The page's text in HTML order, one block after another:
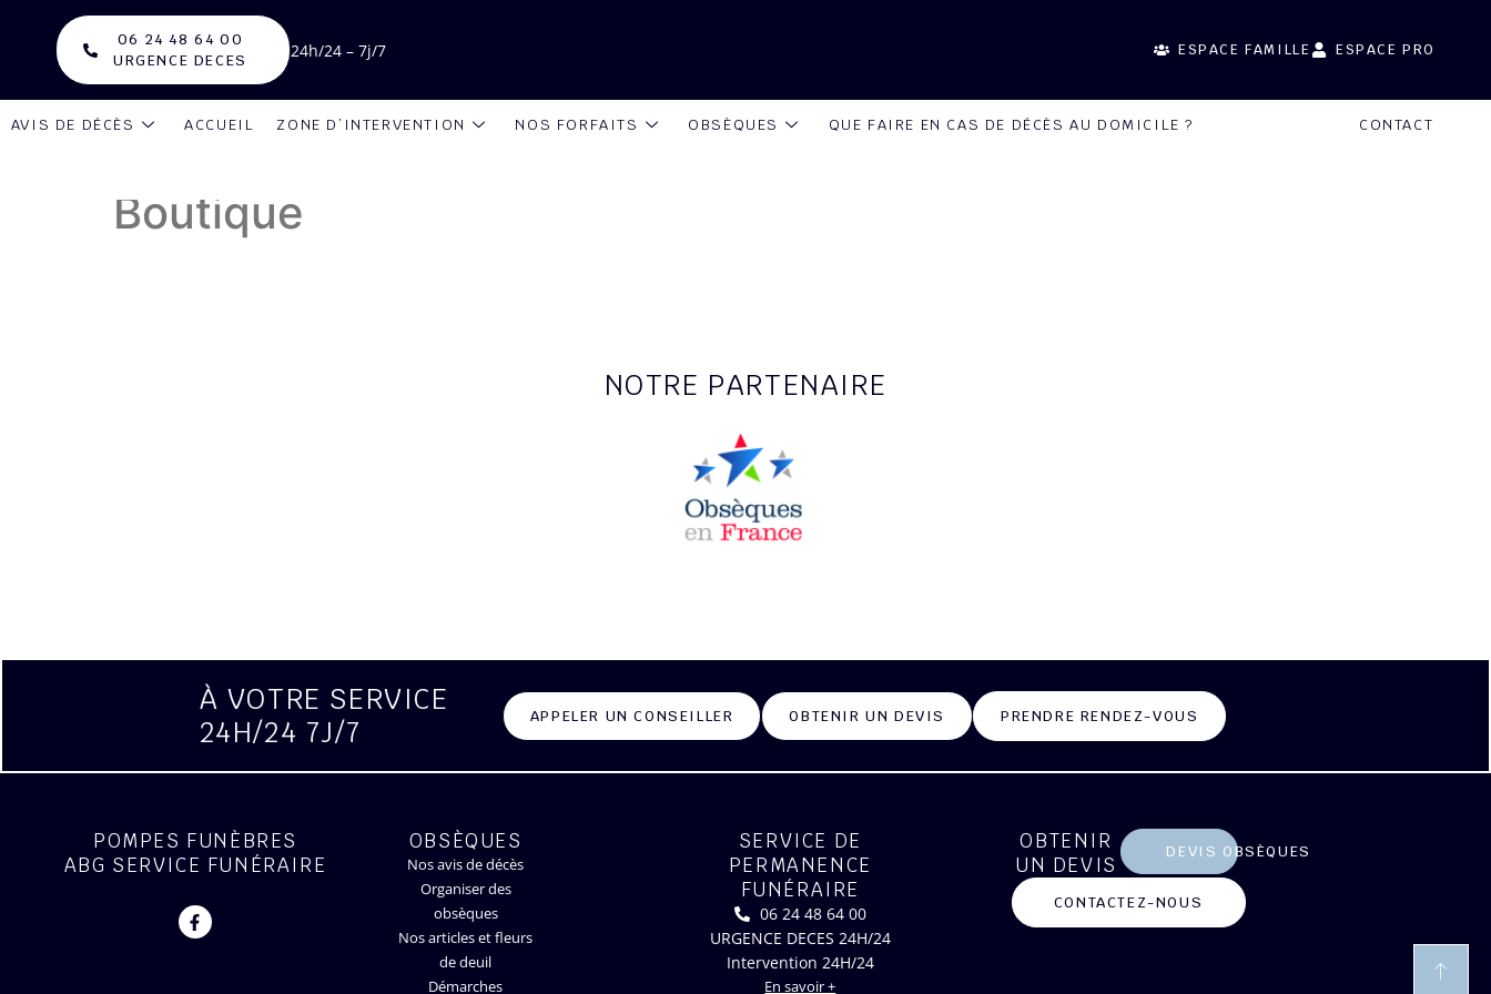
06 24 48 64 00
URGENCE DECES
24h/24 – 7j/7 ESPACE FAMILLE ESPACE PRO
AVIS DE DÉCÈS ACCUEIL ZONE D’INTERVENTION NOS FORFAITS OBSÈQUES QUE FAIRE EN CAS DE DÉCÈS AU DOMICILE ? CONTACT
Boutique
NOTRE PARTENAIRE
À VOTRE SERVICE
24H/24 7J/7
APPELER UN CONSEILLER OBTENIR UN DEVIS PRENDRE RENDEZ-VOUS
POMPES FUNÈBRES
ABG SERVICE FUNÉRAIRE
OBSÈQUES
Nos avis de décès
Organiser des
obsèques
Nos articles et fleurs
de deuil
Démarches
SERVICE DE
PERMANENCE
FUNÉRAIRE
06 24 48 64 00
URGENCE DECES 24H/24
Intervention 24H/24
En savoir +
OBTENIR
UN DEVIS
DEVIS OBSÈQUES
CONTACTEZ-NOUS